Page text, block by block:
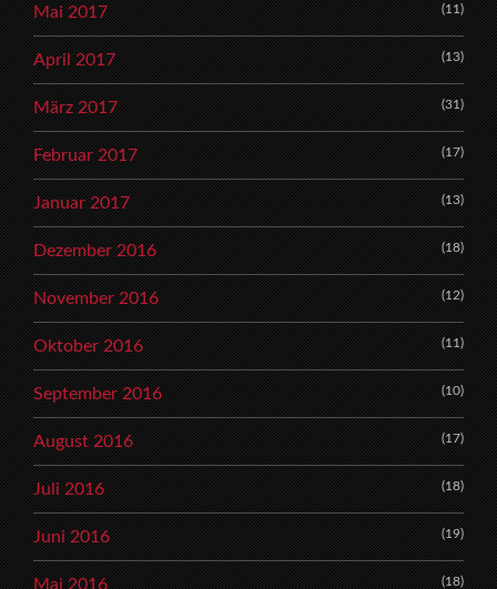
Mai 2017 (11)
April 2017 (13)
März 2017 (31)
Februar 2017 (17)
Januar 2017 (13)
Dezember 2016 (18)
November 2016 (12)
Oktober 2016 (11)
September 2016 (10)
August 2016 (17)
Juli 2016 (18)
Juni 2016 (19)
Mai 2016 (18)